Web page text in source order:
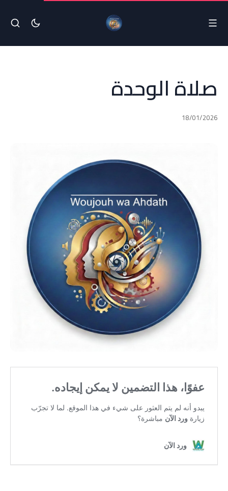
صلاة الوحدة
18/01/2026